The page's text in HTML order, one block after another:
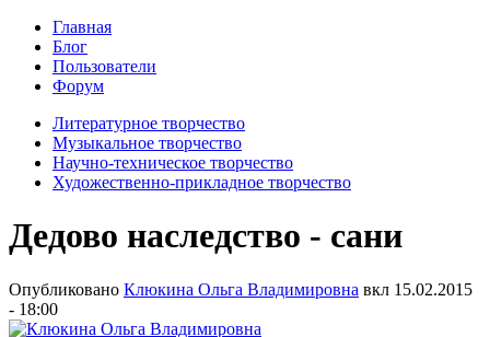
Главная
Блог
Пользователи
Форум
Литературное творчество
Музыкальное творчество
Научно-техническое творчество
Художественно-прикладное творчество
Дедово наследство - сани
Опубликовано Клюкина Ольга Владимировна вкл 15.02.2015
- 18:00